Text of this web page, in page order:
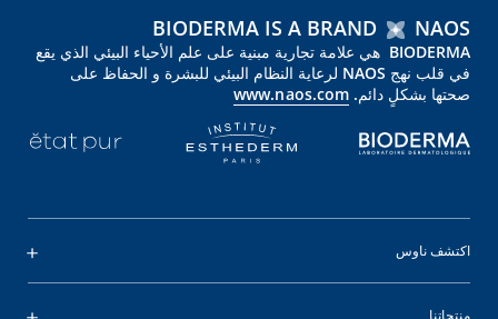
BIODERMA IS A BRAND NAOS
BIODERMA هي علامة تجارية مبنية على علم الأحياء البيئي الذي يقع
في قلب نهج NAOS لرعاية النظام البيئي للبشرة و الحفاظ على
صحتها بشكلٍ دائم. www.naos.com
اكتشف ناوس